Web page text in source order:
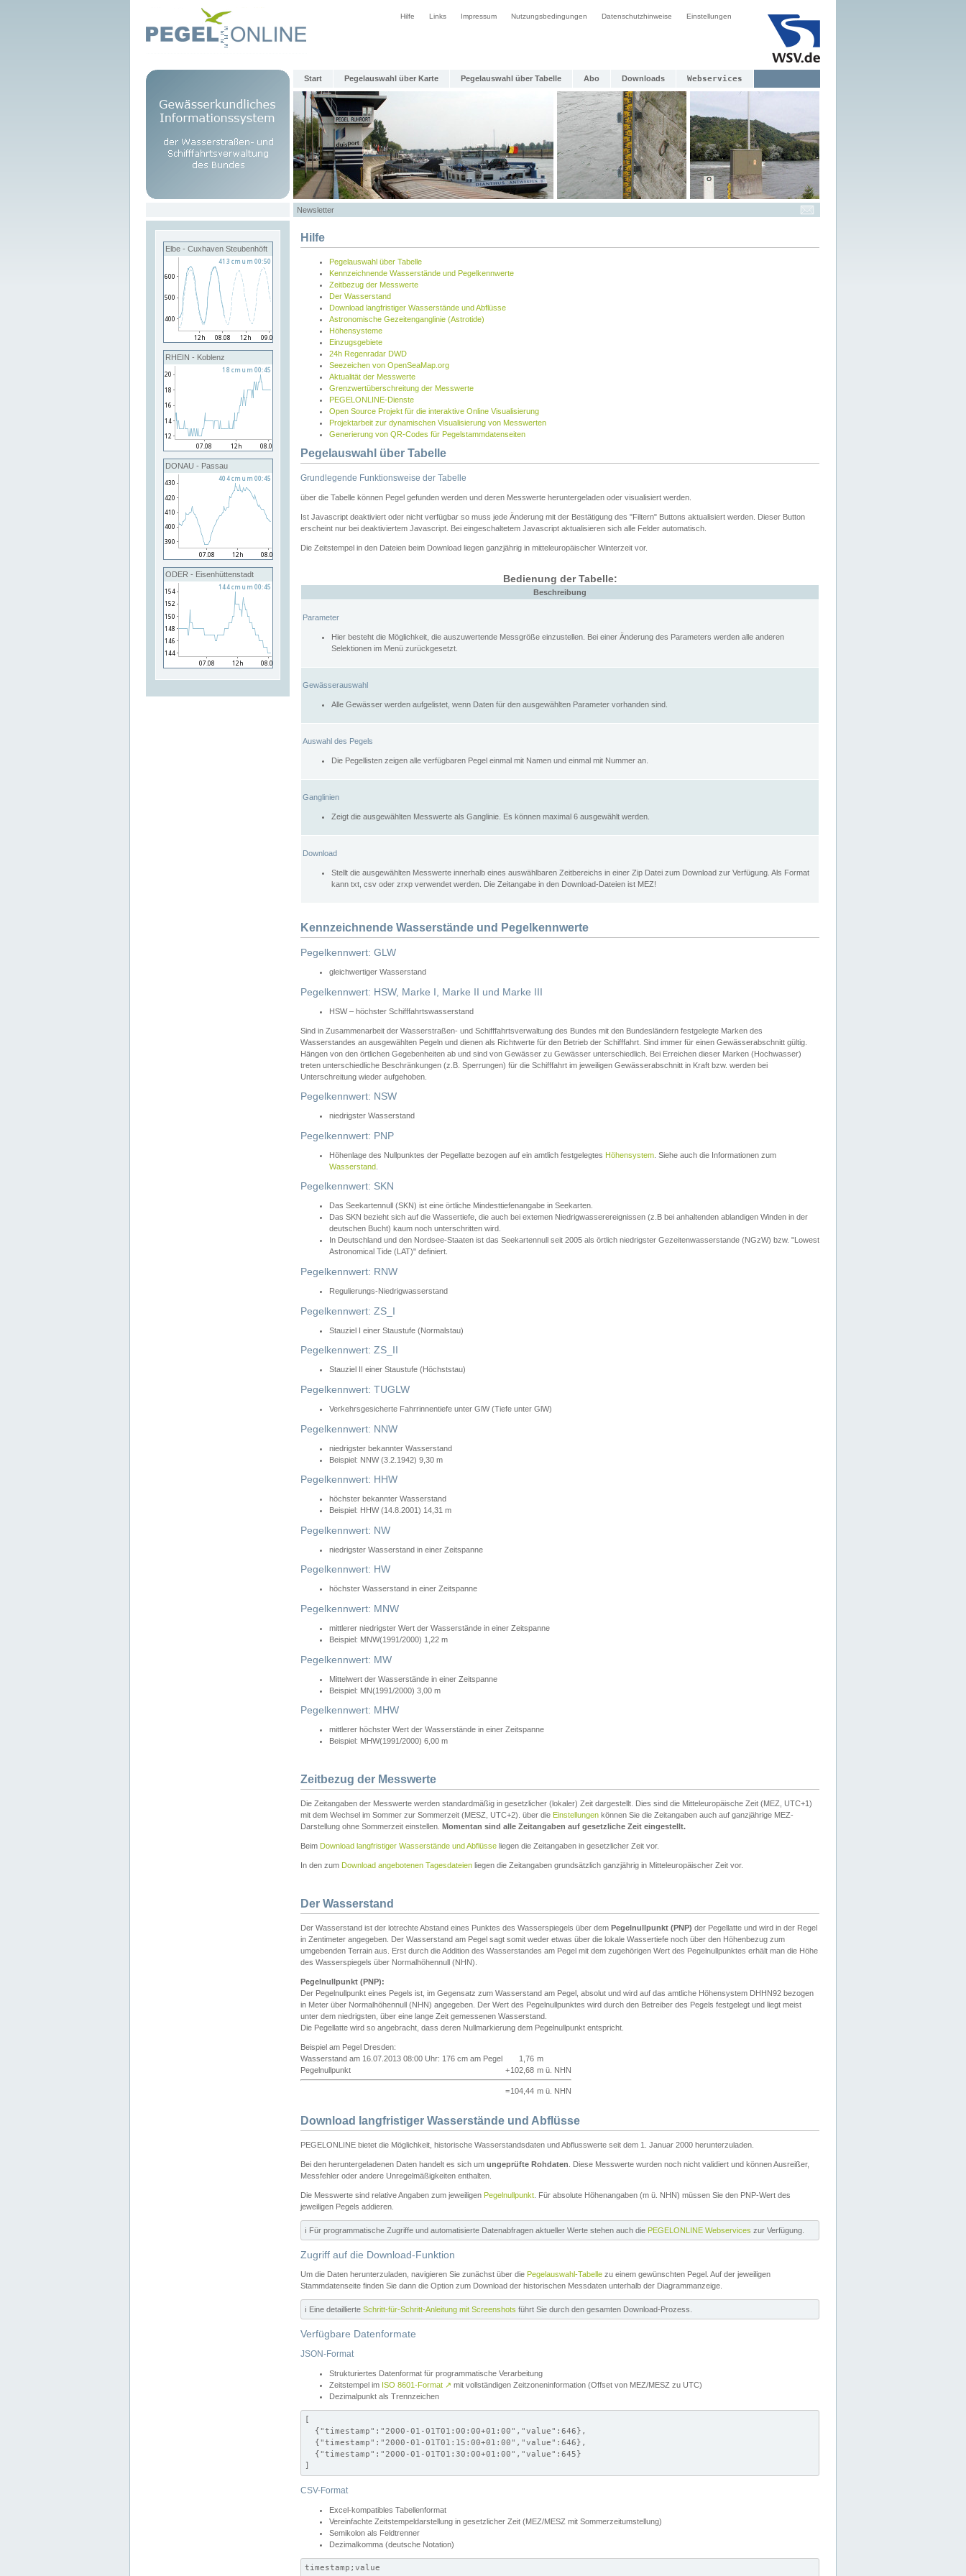
Hilfe Links Impressum Nutzungsbedingungen Datenschutzhinweise Einstellungen
Start Pegelauswahl über Karte Pegelauswahl über Tabelle Abo Downloads Webservices
Newsletter
Elbe - Cuxhaven Steubenhöft
RHEIN - Koblenz
DONAU - Passau
ODER - Eisenhüttenstadt
Hilfe
Pegelauswahl über Tabelle
Kennzeichnende Wasserstände und Pegelkennwerte
Zeitbezug der Messwerte
Der Wasserstand
Download langfristiger Wasserstände und Abflüsse
Astronomische Gezeitenganglinie (Astrotide)
Höhensysteme
Einzugsgebiete
24h Regenradar DWD
Seezeichen von OpenSeaMap.org
Aktualität der Messwerte
Grenzwertüberschreitung der Messwerte
PEGELONLINE-Dienste
Open Source Projekt für die interaktive Online Visualisierung
Projektarbeit zur dynamischen Visualisierung von Messwerten
Generierung von QR-Codes für Pegelstammdatenseiten
Pegelauswahl über Tabelle
Grundlegende Funktionsweise der Tabelle
über die Tabelle können Pegel gefunden werden und deren Messwerte heruntergeladen oder visualisiert werden.
Ist Javascript deaktiviert oder nicht verfügbar so muss jede Änderung mit der Bestätigung des "Filtern" Buttons aktualisiert werden. Dieser Button
erscheint nur bei deaktiviertem Javascript. Bei eingeschaltetem Javascript aktualisieren sich alle Felder automatisch.
Die Zeitstempel in den Dateien beim Download liegen ganzjährig in mitteleuropäischer Winterzeit vor.
Bedienung der Tabelle:
Beschreibung
Parameter
Hier besteht die Möglichkeit, die auszuwertende Messgröße einzustellen. Bei einer Änderung des Parameters werden alle anderen
Selektionen im Menü zurückgesetzt.
Gewässerauswahl
Alle Gewässer werden aufgelistet, wenn Daten für den ausgewählten Parameter vorhanden sind.
Auswahl des Pegels
Die Pegellisten zeigen alle verfügbaren Pegel einmal mit Namen und einmal mit Nummer an.
Ganglinien
Zeigt die ausgewählten Messwerte als Ganglinie. Es können maximal 6 ausgewählt werden.
Download
Stellt die ausgewählten Messwerte innerhalb eines auswählbaren Zeitbereichs in einer Zip Datei zum Download zur Verfügung. Als Format
kann txt, csv oder zrxp verwendet werden. Die Zeitangabe in den Download-Dateien ist MEZ!
Kennzeichnende Wasserstände und Pegelkennwerte
Pegelkennwert: GLW
gleichwertiger Wasserstand
Pegelkennwert: HSW, Marke I, Marke II und Marke III
HSW – höchster Schifffahrtswasserstand
Sind in Zusammenarbeit der Wasserstraßen- und Schifffahrtsverwaltung des Bundes mit den Bundesländern festgelegte Marken des
Wasserstandes an ausgewählten Pegeln und dienen als Richtwerte für den Betrieb der Schifffahrt. Sind immer für einen Gewässerabschnitt gültig.
Hängen von den örtlichen Gegebenheiten ab und sind von Gewässer zu Gewässer unterschiedlich. Bei Erreichen dieser Marken (Hochwasser)
treten unterschiedliche Beschränkungen (z.B. Sperrungen) für die Schifffahrt im jeweiligen Gewässerabschnitt in Kraft bzw. werden bei
Unterschreitung wieder aufgehoben.
Pegelkennwert: NSW
niedrigster Wasserstand
Pegelkennwert: PNP
Höhenlage des Nullpunktes der Pegellatte bezogen auf ein amtlich festgelegtes Höhensystem . Siehe auch die Informationen zum
Wasserstand
Pegelkennwert: SKN
Das Seekartennull (SKN) ist eine örtliche Mindesttiefenangabe in Seekarten.
Das SKN bezieht sich auf die Wassertiefe, die auch bei extemen Niedrigwasserereignissen (z.B bei anhaltenden ablandigen Winden in der
deutschen Bucht) kaum noch unterschritten wird.
In Deutschland und den Nordsee-Staaten ist das Seekartennull seit 2005 als örtlich niedrigster Gezeitenwasserstande (NGzW) bzw. "Lowest
Astronomical Tide (LAT)" definiert.
Pegelkennwert: RNW
Regulierungs-Niedrigwasserstand
Pegelkennwert: ZS_I
Stauziel I einer Staustufe (Normalstau)
Pegelkennwert: ZS_II
Stauziel II einer Staustufe (Höchststau)
Pegelkennwert: TUGLW
Verkehrsgesicherte Fahrrinnentiefe unter GlW (Tiefe unter GlW)
Pegelkennwert: NNW
niedrigster bekannter Wasserstand
Beispiel: NNW (3.2.1942) 9,30 m
Pegelkennwert: HHW
höchster bekannter Wasserstand
Beispiel: HHW (14.8.2001) 14,31 m
Pegelkennwert: NW
niedrigster Wasserstand in einer Zeitspanne
Pegelkennwert: HW
höchster Wasserstand in einer Zeitspanne
Pegelkennwert: MNW
mittlerer niedrigster Wert der Wasserstände in einer Zeitspanne
Beispiel: MNW(1991/2000) 1,22 m
Pegelkennwert: MW
Mittelwert der Wasserstände in einer Zeitspanne
Beispiel: MN(1991/2000) 3,00 m
Pegelkennwert: MHW
mittlerer höchster Wert der Wasserstände in einer Zeitspanne
Beispiel: MHW(1991/2000) 6,00 m
Zeitbezug der Messwerte
Die Zeitangaben der Messwerte werden standardmäßig in gesetzlicher (lokaler) Zeit dargestellt. Dies sind die Mitteleuropäische Zeit (MEZ, UTC+1)
mit dem Wechsel im Sommer zur Sommerzeit (MESZ, UTC+2). über die Einstellungen können Sie die Zeitangaben auch auf ganzjährige MEZ-
Darstellung ohne Sommerzeit einstellen. Momentan sind alle Zeitangaben auf gesetzliche Zeit eingestellt.
Beim Download langfristiger Wasserstände und Abflüsse liegen die Zeitangaben in gesetzlicher Zeit vor.
In den zum Download angebotenen Tagesdateien liegen die Zeitangaben grundsätzlich ganzjährig in Mitteleuropäischer Zeit vor.
Der Wasserstand
Der Wasserstand ist der lotrechte Abstand eines Punktes des Wasserspiegels über dem Pegelnullpunkt (PNP) der Pegellatte und wird in der Regel
in Zentimeter angegeben. Der Wasserstand am Pegel sagt somit weder etwas über die lokale Wassertiefe noch über den Höhenbezug zum
umgebenden Terrain aus. Erst durch die Addition des Wasserstandes am Pegel mit dem zugehörigen Wert des Pegelnullpunktes erhält man die Höhe
des Wasserspiegels über Normalhöhennull (NHN).
Pegelnullpunkt (PNP):
Der Pegelnullpunkt eines Pegels ist, im Gegensatz zum Wasserstand am Pegel, absolut und wird auf das amtliche Höhensystem DHHN92 bezogen
in Meter über Normalhöhennull (NHN) angegeben. Der Wert des Pegelnullpunktes wird durch den Betreiber des Pegels festgelegt und liegt meist
unter dem niedrigsten, über eine lange Zeit gemessenen Wasserstand.
Die Pegellatte wird so angebracht, dass deren Nullmarkierung dem Pegelnullpunkt entspricht.
Beispiel am Pegel Dresden:
Wasserstand am 16.07.2013 08:00 Uhr: 176 cm am Pegel
1,76 m
Pegelnullpunkt
+102,68 m ü. NHN
=104,44 m ü. NHN
Download langfristiger Wasserstände und Abflüsse
PEGELONLINE bietet die Möglichkeit, historische Wasserstandsdaten und Abflusswerte seit dem 1. Januar 2000 herunterzuladen.
Bei den heruntergeladenen Daten handelt es sich um ungeprüfte Rohdaten . Diese Messwerte wurden noch nicht validiert und können Ausreißer,
Messfehler oder andere Unregelmäßigkeiten enthalten.
Die Messwerte sind relative Angaben zum jeweiligen Pegelnullpunkt . Für absolute Höhenangaben (m ü. NHN) müssen Sie den PNP-Wert des
jeweiligen Pegels addieren.
ℹ️ Für programmatische Zugriffe und automatisierte Datenabfragen aktueller Werte stehen auch die PEGELONLINE Webservices zur Verfügung.
Zugriff auf die Download-Funktion
Um die Daten herunterzuladen, navigieren Sie zunächst über die Pegelauswahl-Tabelle zu einem gewünschten Pegel. Auf der jeweiligen
Stammdatenseite finden Sie dann die Option zum Download der historischen Messdaten unterhalb der Diagrammanzeige.
ℹ️ Eine detaillierte Schritt-für-Schritt-Anleitung mit Screenshots führt Sie durch den gesamten Download-Prozess.
Verfügbare Datenformate
JSON-Format
Strukturiertes Datenformat für programmatische Verarbeitung
Zeitstempel im ISO 8601-Format ↗ mit vollständigen Zeitzoneninformation (Offset von MEZ/MESZ zu UTC)
Dezimalpunkt als Trennzeichen
[
  {"timestamp":"2000-01-01T01:00:00+01:00","value":646},
  {"timestamp":"2000-01-01T01:15:00+01:00","value":646},
  {"timestamp":"2000-01-01T01:30:00+01:00","value":645}
]
CSV-Format
Excel-kompatibles Tabellenformat
Vereinfachte Zeitstempeldarstellung in gesetzlicher Zeit (MEZ/MESZ mit Sommerzeitumstellung)
Semikolon als Feldtrenner
Dezimalkomma (deutsche Notation)
timestamp;value